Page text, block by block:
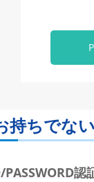
持ちでな
PASSWORD認